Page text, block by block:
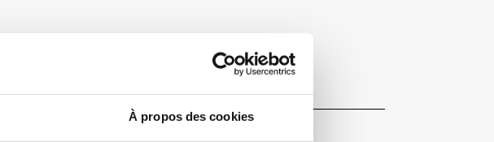
À propos des cookies